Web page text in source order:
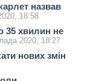
назвав
18:58
35 хвилин не
2020, 18:27
нових змін